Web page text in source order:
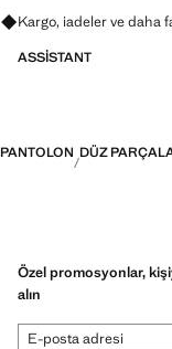
Kargo, iadeler ve daha
ASSISTANT
PANTOLON DÜZ
Özel promosyonlar,
alın
E-posta adresi